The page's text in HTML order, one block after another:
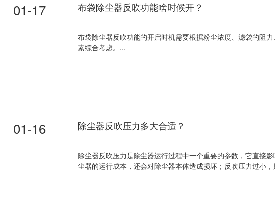
01-17 布袋除尘器反吹功能啥时候开？
布袋除尘器反吹功能的开启时机需要根据粉尘浓度、滤袋的阻
素综合考虑。...
01-16 除尘器反吹压力多大合适？
除尘器反吹压力是除尘器运行过程中一个重要的参数，它直接
尘器的运行成本，还会对除尘器本体造成损坏；反吹压力过小